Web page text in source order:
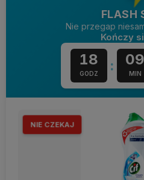
FLASH
Nie przegap
Kończy
18
GODZ : 09
MIN
NIE CZEKAJ